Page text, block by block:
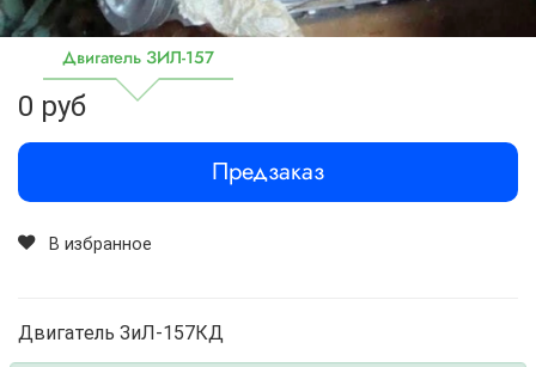
Двигатель ЗИЛ-157
0 руб
Предзаказ
В избранное
Двигатель ЗиЛ-157КД